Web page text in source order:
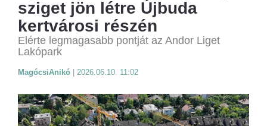
sziget jön létre Újbuda
kertvárosi részén
Elérte legmagasabb pontját az Andor Liget
Lakópark
MagócsiAnikó 2026.06.10. 11:02